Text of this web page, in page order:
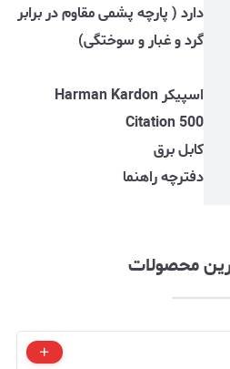
دارد ( پارچه پشمی مقاوم در برابر
گرد و غبار و سوختگی)
اسپیکر Harman Kardon
Citation 500
کابل برق
دفترچه راهنما
محصولات